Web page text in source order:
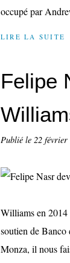
occupé par
LIRE LA SUITE
Felipe
Publié le 22 février
Williams en 2014
soutien de
Monza, il nous